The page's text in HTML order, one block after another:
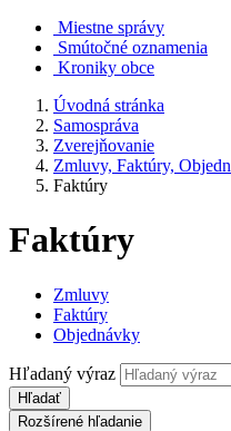
Miestne správy
Smútočné oznamenia
Kroniky obce
Úvodná stránka
Samospráva
Zverejňovanie
Zmluvy, Faktúry,
Faktúry
Faktúry
Zmluvy
Faktúry
Objednávky
Hľadaný výraz
Hľadať
Rozšírené hľadanie